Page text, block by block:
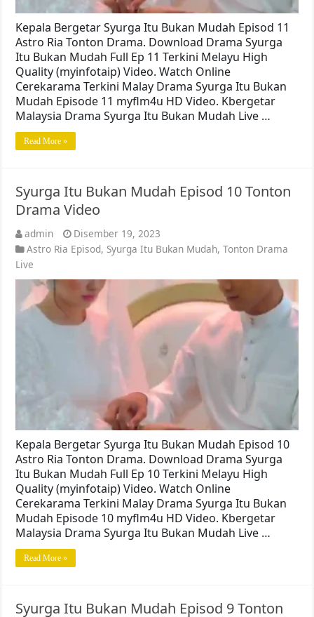
Kepala Bergetar Syurga Itu Bukan Mudah Episod 11
Astro Ria Tonton Drama. Download Drama Syurga
Itu Bukan Mudah Full Ep 11 Terkini Melayu High
Quality (myinfotaip) Video. Watch Online
Cerekarama Terkini Malay Drama Syurga Itu Bukan
Mudah Episode 11 myflm4u HD Video. Kbergetar
Malaysia Drama Syurga Itu Bukan Mudah Live …
Read More »
Syurga Itu Bukan Mudah Episod 10 Tonton
Drama Video
admin
Disember 19, 2023
Astro Ria Episod, Syurga Itu Bukan Mudah,Tonton Drama
Live
Kepala Bergetar Syurga Itu Bukan Mudah Episod 10
Astro Ria Tonton Drama. Download Drama Syurga
Itu Bukan Mudah Full Ep 10 Terkini Melayu High
Quality (myinfotaip) Video. Watch Online
Cerekarama Terkini Malay Drama Syurga Itu Bukan
Mudah Episode 10 myflm4u HD Video. Kbergetar
Malaysia Drama Syurga Itu Bukan Mudah Live …
Read More »
Syurga Itu Bukan Mudah Episod 9 Tonton